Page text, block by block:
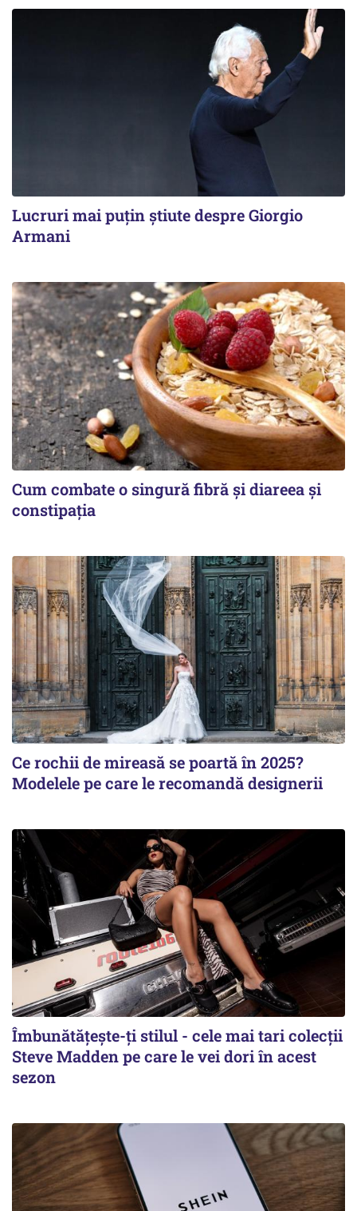
Lucruri mai puțin știute despre Giorgio
Armani
Cum combate o singură fibră și diareea și
constipația
Ce rochii de mireasă se poartă în 2025?
Modelele pe care le recomandă designerii
Îmbunătățește-ți stilul - cele mai tari colecții
Steve Madden pe care le vei dori în acest
sezon